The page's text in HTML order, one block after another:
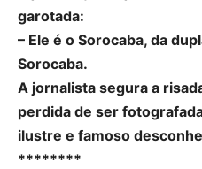
garotada:
– Ele é o Sorocaba, da
Sorocaba.
A jornalista segura a
perdida de ser
ilustre e famoso
********